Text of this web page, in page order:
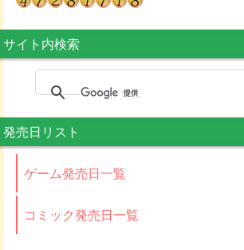
サイト内検索
発売日リスト
ゲーム発売日一覧
コミック発売日一覧